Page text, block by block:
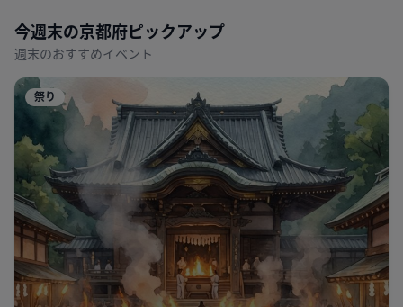
今週末の京都府 ピックアップ
週末のおすすめイベント
祭り